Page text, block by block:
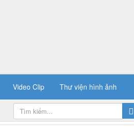
Video Clip Thư viện hình ảnh